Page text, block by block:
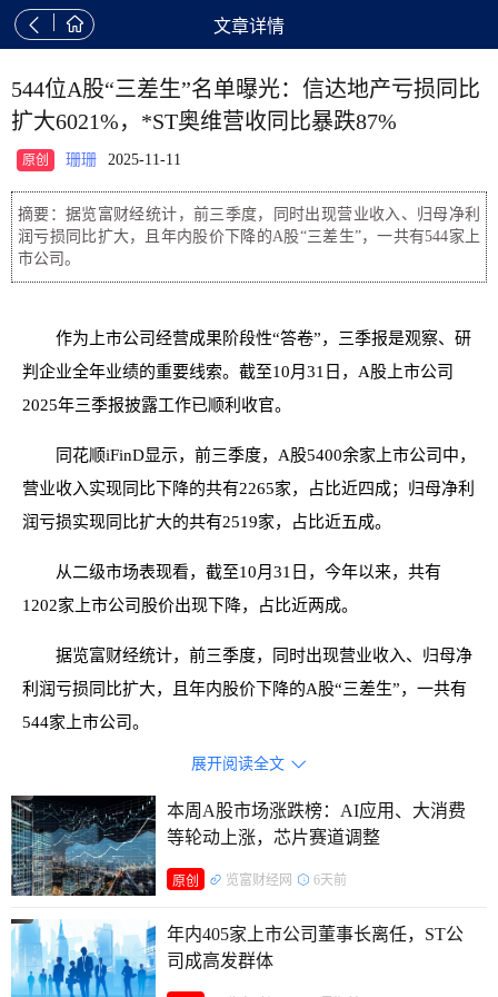
  文章详情
544位A股“三差生”名单曝光：信达地产亏损同比
扩大6021%，*ST奥维营收同比暴跌87%
原创 珊珊 2025-11-11
摘要：据览富财经统计，前三季度，同时出现营业收入、归母净利
润亏损同比扩大，且年内股价下降的A股“三差生”，一共有544家上
市公司。
作为上市公司经营成果阶段性“答卷”，三季报是观察、研
判企业全年业绩的重要线索。截至10月31日，A股上市公司
2025年三季报披露工作已顺利收官。
同花顺iFinD显示，前三季度，A股5400余家上市公司中，
营业收入实现同比下降的共有2265家，占比近四成；归母净利
润亏损实现同比扩大的共有2519家，占比近五成。
从二级市场表现看，截至10月31日，今年以来，共有
1202家上市公司股价出现下降，占比近两成。
据览富财经统计，前三季度，同时出现营业收入、归母净
利润亏损同比扩大，且年内股价下降的A股“三差生”，一共有
544家上市公司。
展开阅读全文 
本周A股市场涨跌榜：AI应用、大消费
等轮动上涨，芯片赛道调整
原创 览富财经网 6天前
年内405家上市公司董事长离任，ST公
司成高发群体